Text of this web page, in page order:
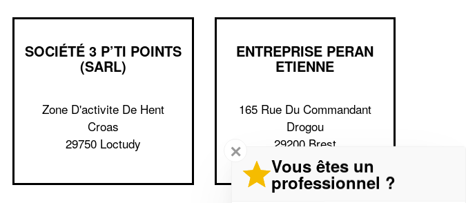
SOCIÉTÉ 3 P’TI POINTS
(SARL)
Zone D'activite De Hent
Croas
29750 Loctudy
ENTREPRISE PERAN
ETIENNE
165 Rue Du Commandant
Drogou
29200 Brest
✕
Vous êtes un
professionnel ?